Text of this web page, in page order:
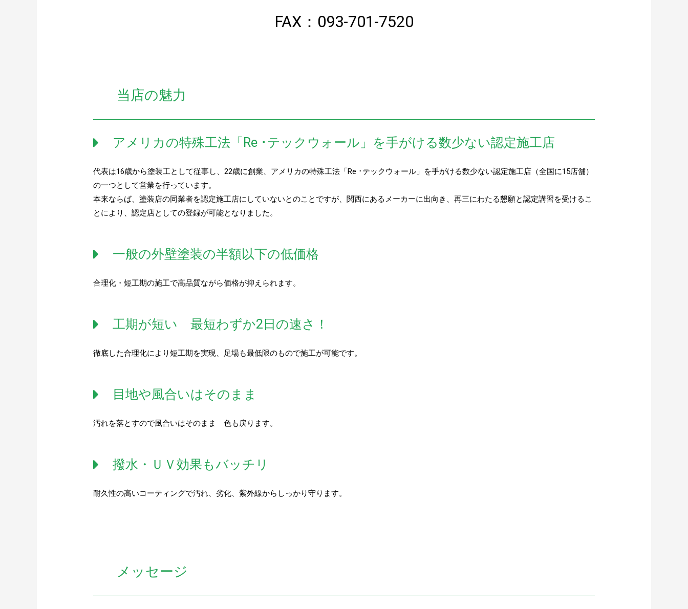
FAX：093-701-7520
当店の魅力
アメリカの特殊工法「Re ･テックウォール」を手がける数少ない認定施工店
代表は16歳から塗装工として従事し、22歳に創業、アメリカの特殊工法「Re ･テックウォール」を手がける数少ない認定施工店（全国に15店舗）
の一つとして営業を行っています。
本来ならば、塗装店の同業者を認定施工店にしていないとのことですが、関西にあるメーカーに出向き、再三にわたる懇願と認定講習を受けるこ
とにより、認定店としての登録が可能となりました。
一般の外壁塗装の半額以下の低価格
合理化・短工期の施工で高品質ながら価格が抑えられます。
工期が短い 最短わずか2日の速さ！
徹底した合理化により短工期を実現、足場も最低限のもので施工が可能です。
目地や風合いはそのまま
汚れを落とすので風合いはそのまま 色も戻ります。
撥水・ＵＶ効果もバッチリ
耐久性の高いコーティングで汚れ、劣化、紫外線からしっかり守ります。
メッセージ